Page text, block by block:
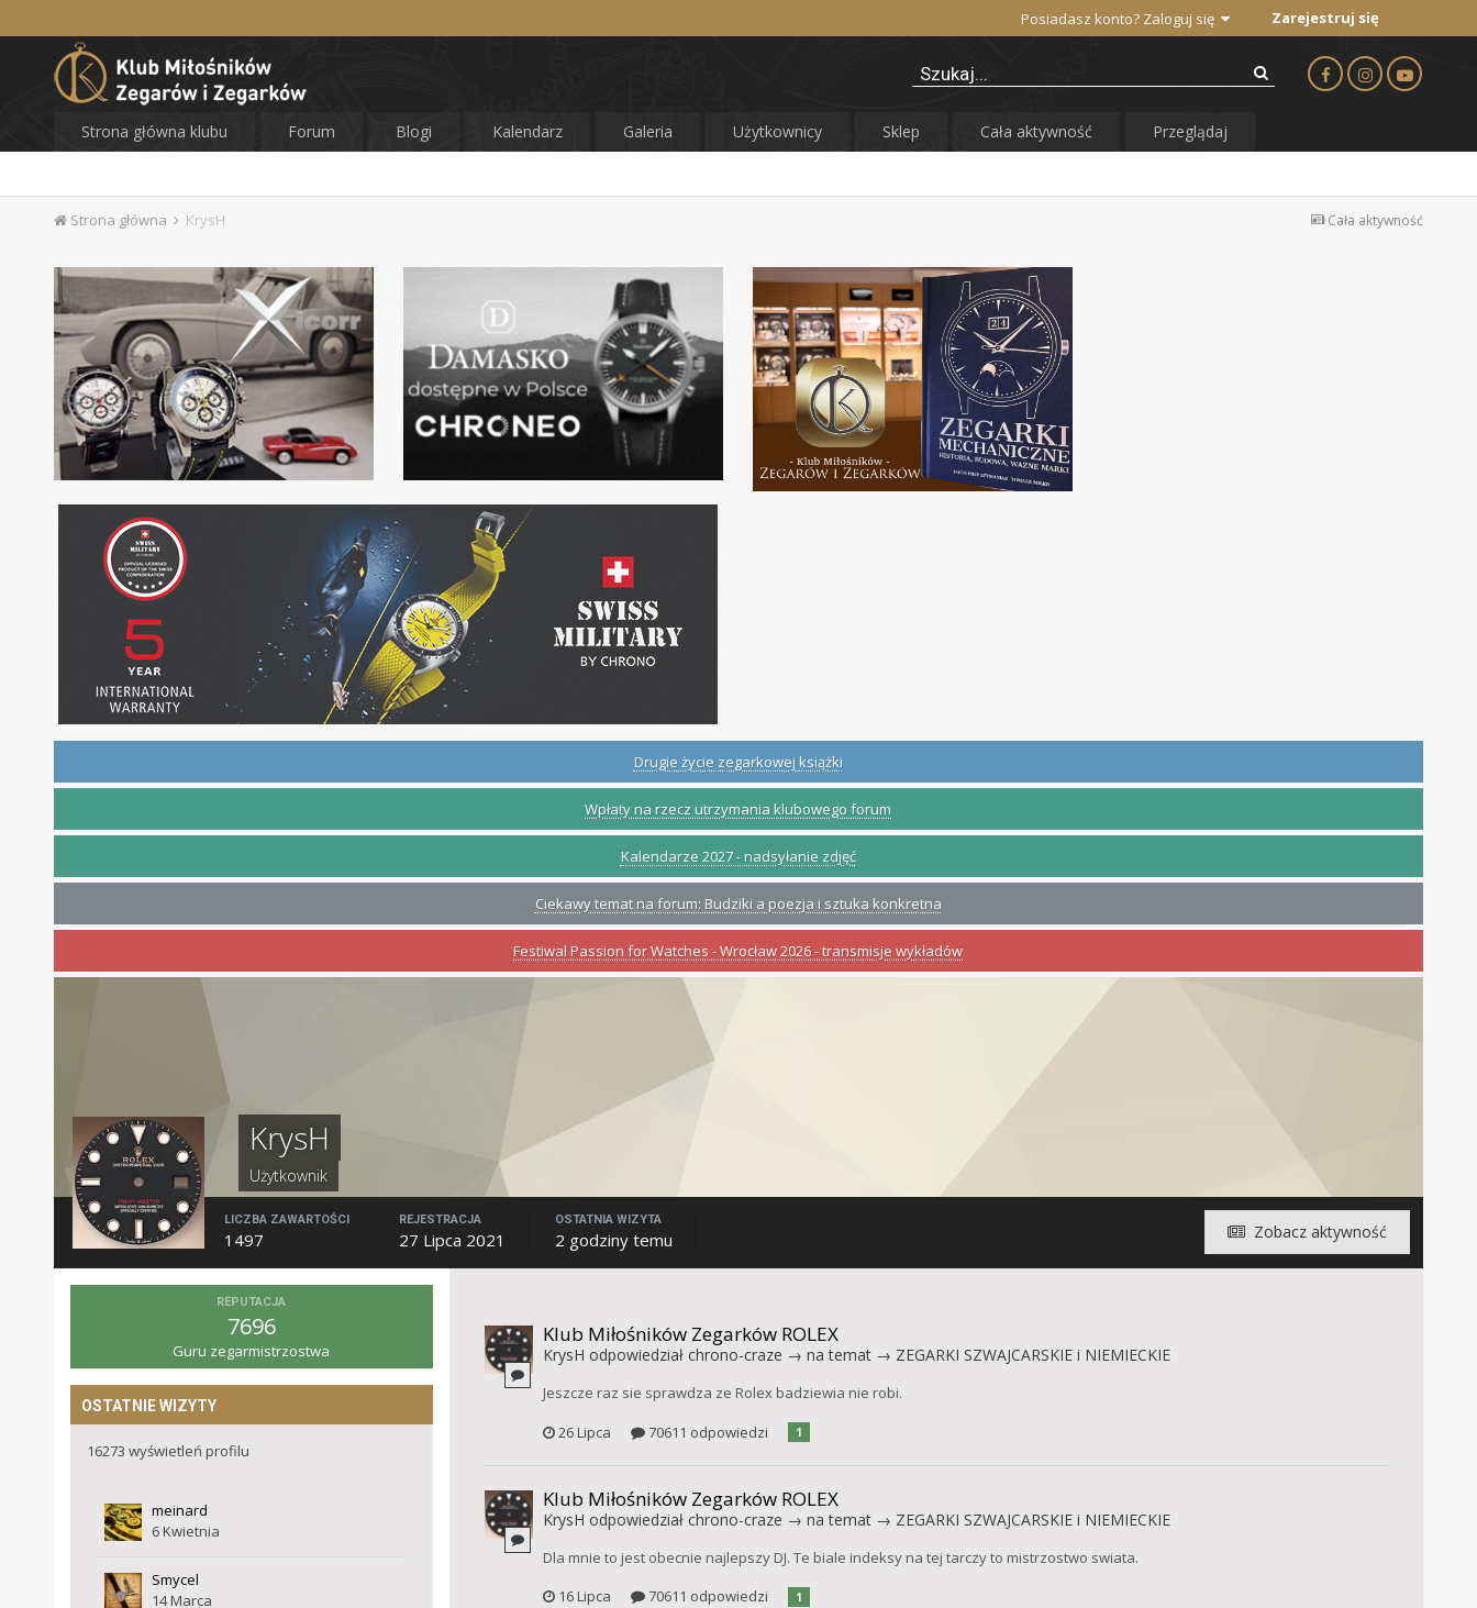
Posiadasz konto? Zaloguj się Zarejestruj się
Strona główna klubu Forum Blogi Kalendarz Galeria Użytkownicy Sklep Cała aktywność Przeglądaj
Cała aktywność
Strona główna KrysH
Drugie życie zegarkowej książki
Wpłaty na rzecz utrzymania klubowego forum
Kalendarze 2027 - nadsyłanie zdjęć
Ciekawy temat na forum: Budziki a poezja i sztuka konkretna
Festiwal Passion for Watches - Wrocław 2026 - transmisje wykładów
KrysH
Użytkownik
Zobacz aktywność
LICZBA ZAWARTOŚCI
1497
REJESTRACJA
27 Lipca 2021
OSTATNIA WIZYTA
2 godziny temu
REPUTACJA
7696
Guru zegarmistrzostwa
OSTATNIE WIZYTY
16273 wyświetleń profilu
meinard
6 Kwietnia
Smycel
14 Marca
Klub Miłośników Zegarków ROLEX
KrysH odpowiedział chrono-craze → na temat → ZEGARKI SZWAJCARSKIE i NIEMIECKIE
Jeszcze raz sie sprawdza ze Rolex badziewia nie robi.
26 Lipca
70611 odpowiedzi 1
Klub Miłośników Zegarków ROLEX
KrysH odpowiedział chrono-craze → na temat → ZEGARKI SZWAJCARSKIE i NIEMIECKIE
Dla mnie to jest obecnie najlepszy DJ. Te biale indeksy na tej tarczy to mistrzostwo swiata.
16 Lipca
70611 odpowiedzi 1